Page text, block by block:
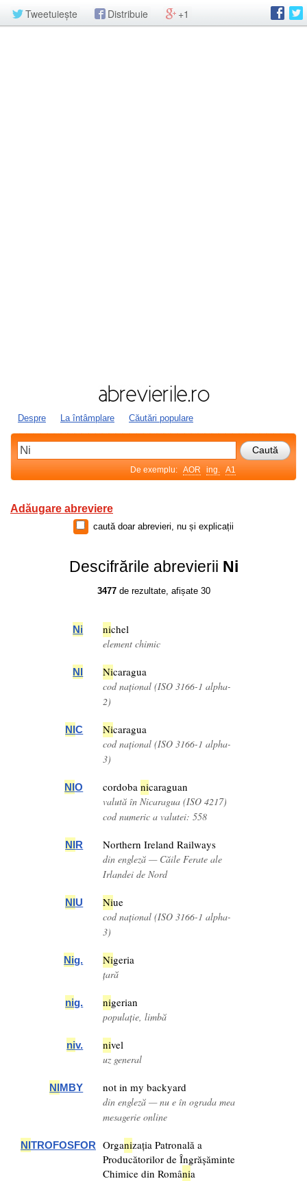
Tweetuiește Distribuie +1
Despre La întâmplare Căutări populare
De exemplu: AOR ing. A1
Adăugare abreviere
caută doar abrevieri, nu și explicații
Descifrările abrevierii Ni
3477de rezultate, afișate 30
Ni nichel
element chimic
NI Nicaragua
cod național (ISO 3166-1 alpha-
2)
NIC Nicaragua
cod național (ISO 3166-1 alpha-
3)
NIO cordobanicaraguan
valută în Nicaragua (ISO 4217)
cod numeric a valutei: 558
NIR Northern Ireland Railways
din engleză — Căile Ferate ale
Irlandei de Nord
NIU Niue
cod național (ISO 3166-1 alpha-
3)
Nig. Nigeria
țară
nig. nigerian
populație, limbă
niv. nivel
uz general
NIMBY not in my backyard
din engleză — nu e în ograda mea
mesagerie online
NITROFOSFOR Organizația Patronală a
Producătorilor de Îngrășăminte
Chimice din România